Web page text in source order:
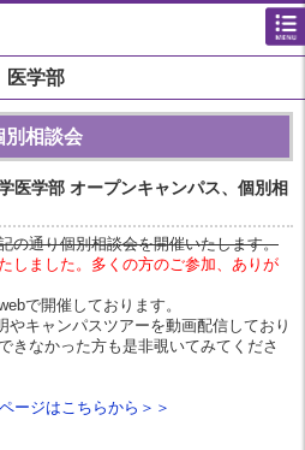
医学部
別相談会
医学部 オープンキャンパス、個別相
の通り個別相談会を開催いたします。
しました。多くの方のご参加、ありが
で開催しております。
やキャンパスツアーを動画配信しており
きなかった方も是非覗いてみてくださ
ージはこちらから＞＞